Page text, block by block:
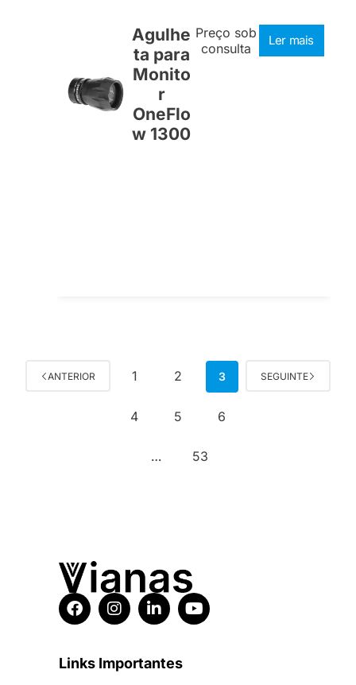
Agulhe
ta para
Monito
r
OneFlo
w 1300
Preço sob
consulta
Ler mais
ANTERIOR 1 2 3
4 5 6
… 53
SEGUINTE
Links Importantes